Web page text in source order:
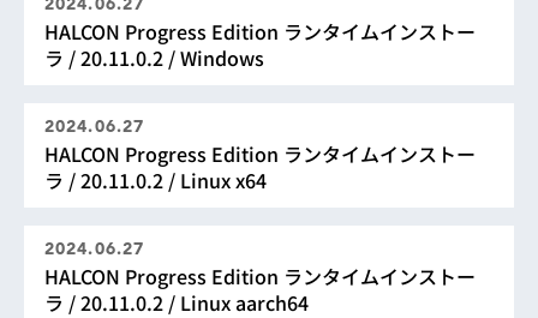
HALCON Progress Edition ランタイムインストー
ラ / 20.11.0.2 / Windows
2024.06.27
HALCON Progress Edition ランタイムインストー
ラ / 20.11.0.2 / Linux x64
2024.06.27
HALCON Progress Edition ランタイムインストー
ラ / 20.11.0.2 / Linux aarch64